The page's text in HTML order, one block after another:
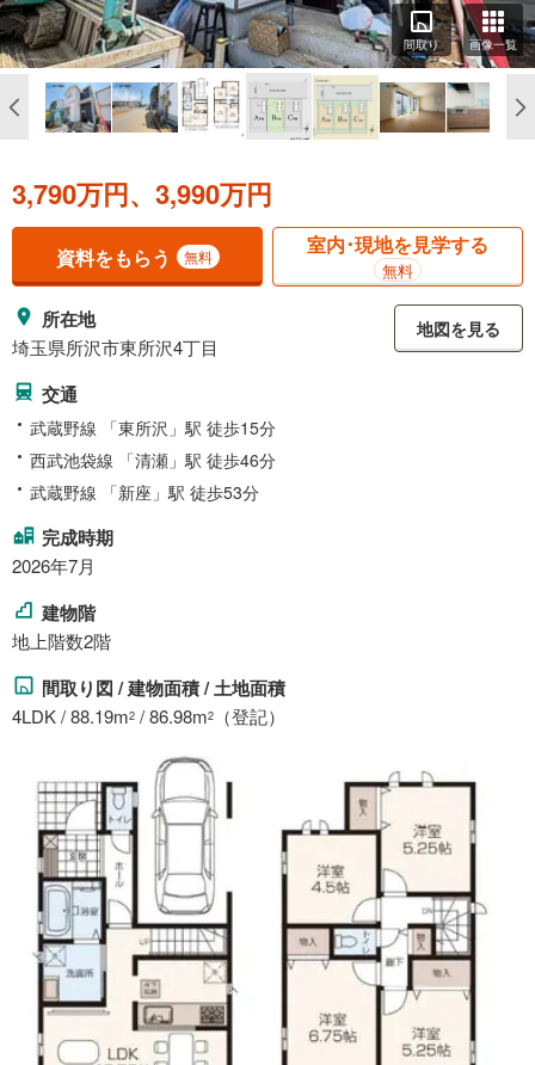
間取り 画像一覧
3,790万円、3,990万円
資料をもらう 無料 室内･現地を見学する
無料
所在地
埼玉県所沢市東所沢4丁目
地図を見る
交通
武蔵野線 「東所沢」駅 徒歩15分
西武池袋線 「清瀬」駅 徒歩46分
武蔵野線 「新座」駅 徒歩53分
完成時期
2026年7月
建物階
地上階数2階
間取り図 / 建物面積 / 土地面積
4LDK / 88.19m2 / 86.98m2 （登記）